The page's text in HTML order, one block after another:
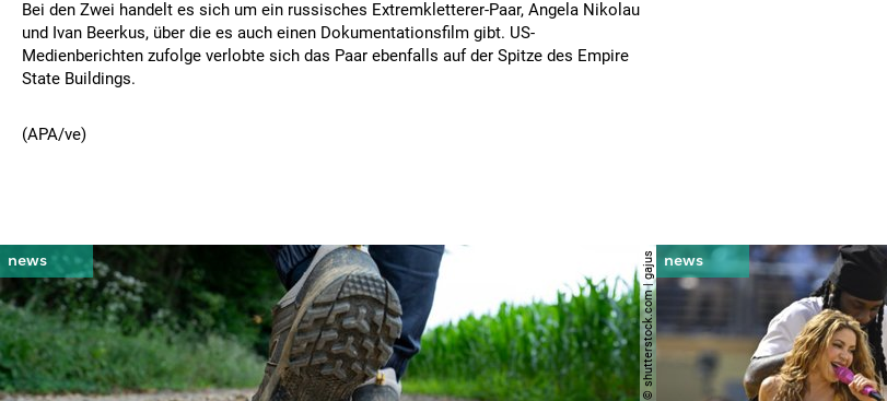
Bei den Zwei handelt es sich um ein russisches Extremkletterer-Paar, Angela Nikolau
und Ivan Beerkus, über die es auch einen Dokumentationsfilm gibt. US-
Medienberichten zufolge verlobte sich das Paar ebenfalls auf der Spitze des Empire
State Buildings.
(APA/ve)
© shutterstock.com | gajus